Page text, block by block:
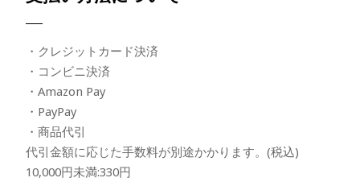
・クレジットカード決済
・コンビニ決済
・Amazon Pay
・PayPay
・商品代引
代引金額に応じた手数料が別途かかります。(税込)
10,000円未満:330円